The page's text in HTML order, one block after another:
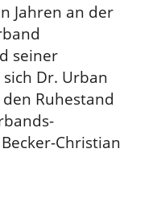
Jahren an der
seiner
Dr. Urban
Ruhestand
Christian